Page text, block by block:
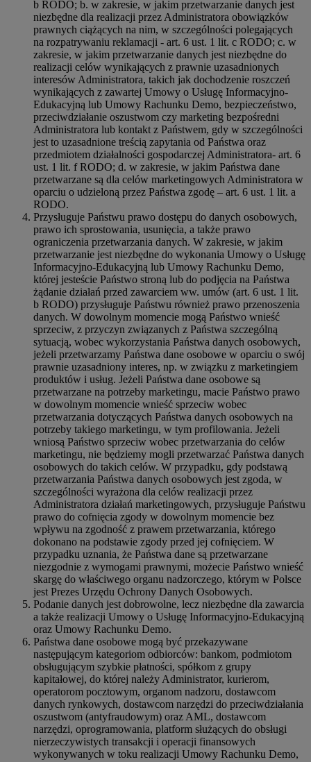
b RODO; b. w zakresie, w jakim przetwarzanie danych jest
niezbędne dla realizacji przez Administratora obowiązków
prawnych ciążących na nim, w szczególności polegających
na rozpatrywaniu reklamacji - art. 6 ust. 1 lit. c RODO; c. w
zakresie, w jakim przetwarzanie danych jest niezbędne do
realizacji celów wynikających z prawnie uzasadnionych
interesów Administratora, takich jak dochodzenie roszczeń
wynikających z zawartej Umowy o Usługę Informacyjno-
Edukacyjną lub Umowy Rachunku Demo, bezpieczeństwo,
przeciwdziałanie oszustwom czy marketing bezpośredni
Administratora lub kontakt z Państwem, gdy w szczególności
jest to uzasadnione treścią zapytania od Państwa oraz
przedmiotem działalności gospodarczej Administratora- art. 6
ust. 1 lit. f RODO; d. w zakresie, w jakim Państwa dane
przetwarzane są dla celów marketingowych Administratora w
oparciu o udzieloną przez Państwa zgodę – art. 6 ust. 1 lit. a
RODO.
Przysługuje Państwu prawo dostępu do danych osobowych,
prawo ich sprostowania, usunięcia, a także prawo
ograniczenia przetwarzania danych. W zakresie, w jakim
przetwarzanie jest niezbędne do wykonania Umowy o Usługę
Informacyjno-Edukacyjną lub Umowy Rachunku Demo,
której jesteście Państwo stroną lub do podjęcia na Państwa
żądanie działań przed zawarciem ww. umów (art. 6 ust. 1 lit.
b RODO) przysługuje Państwu również prawo przenoszenia
danych. W dowolnym momencie mogą Państwo wnieść
sprzeciw, z przyczyn związanych z Państwa szczególną
sytuacją, wobec wykorzystania Państwa danych osobowych,
jeżeli przetwarzamy Państwa dane osobowe w oparciu o swój
prawnie uzasadniony interes, np. w związku z marketingiem
produktów i usług. Jeżeli Państwa dane osobowe są
przetwarzane na potrzeby marketingu, macie Państwo prawo
w dowolnym momencie wnieść sprzeciw wobec
przetwarzania dotyczących Państwa danych osobowych na
potrzeby takiego marketingu, w tym profilowania. Jeżeli
wniosą Państwo sprzeciw wobec przetwarzania do celów
marketingu, nie będziemy mogli przetwarzać Państwa danych
osobowych do takich celów. W przypadku, gdy podstawą
przetwarzania Państwa danych osobowych jest zgoda, w
szczególności wyrażona dla celów realizacji przez
Administratora działań marketingowych, przysługuje Państwu
prawo do cofnięcia zgody w dowolnym momencie bez
wpływu na zgodność z prawem przetwarzania, którego
dokonano na podstawie zgody przed jej cofnięciem. W
przypadku uznania, że Państwa dane są przetwarzane
niezgodnie z wymogami prawnymi, możecie Państwo wnieść
skargę do właściwego organu nadzorczego, którym w Polsce
jest Prezes Urzędu Ochrony Danych Osobowych.
Podanie danych jest dobrowolne, lecz niezbędne dla zawarcia
a także realizacji Umowy o Usługę Informacyjno-Edukacyjną
oraz Umowy Rachunku Demo.
Państwa dane osobowe mogą być przekazywane
następującym kategoriom odbiorców: bankom, podmiotom
obsługującym szybkie płatności, spółkom z grupy
kapitałowej, do której należy Administrator, kurierom,
operatorom pocztowym, organom nadzoru, dostawcom
danych rynkowych, dostawcom narzędzi do przeciwdziałania
oszustwom (antyfraudowym) oraz AML, dostawcom
narzędzi, oprogramowania, platform służących do obsługi
nierzeczywistych transakcji i operacji finansowych
wykonywanych w toku realizacji Umowy Rachunku Demo,